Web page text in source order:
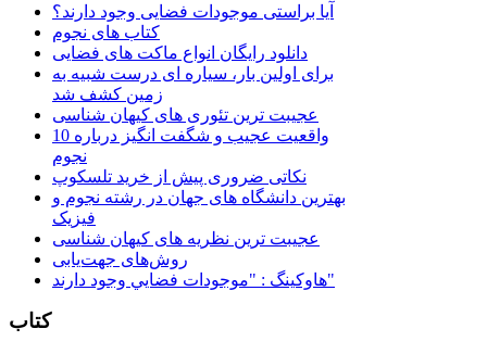
آیا براستی موجودات فضایی وجود دارند؟
کتاب های نجوم
دانلود رایگان انواع ماکت های فضایی
برای اولین بار، سیاره ای درست شبیه به
زمین کشف شد
عجیبت ترین تئوری های کیهان شناسی
10 واقعیت عجیب و شگفت انگیز درباره
نجوم
نکاتی ضروری پیش از خرید تلسکوپ
بهترین دانشگاه های جهان در رشته نجوم و
فیزیک
عجیبت ترین نظریه های کیهان شناسی
روش‌های جهت‌یابی
هاوكينگ : "موجودات فضايي وجود دارند"
کتاب